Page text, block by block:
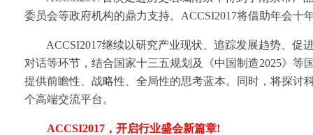
委员会等政府机构的鼎力支持。ACCSI2017将借助年会
ACCSI2017继续以研究产业现状、追踪发展趋势、促
对话等环节，结合国家十三五规划及《中国制造2025》
提供前瞻性、战略性、全局性的思考蓝本。同时，将探讨
个高端交流平台。
ACCSI2017 ，开启行业盛会新篇章!